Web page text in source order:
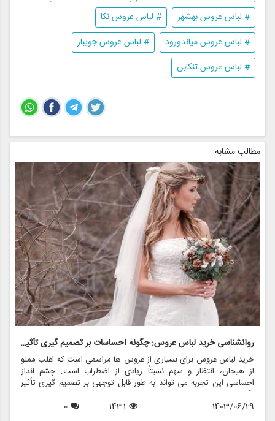
# لباس عروس بهشهر
# لباس عروس نکا
# لباس عروس میاندورود
# لباس عروس جویبار
# لباس عروس تنکابن
مطالب مشابه
روانشناسی خرید لباس عروس: چگونه احساسات بر تصمیم گیری تأثیر می گذارد
خرید لباس عروس برای بسیاری از عروس ها مراسمی است که اغلب مملو
از هیجان، انتظار و سهم نسبتاً زیادی از اضطراب است. چشم انداز
احساسی این تجربه می تواند به طور قابل توجهی بر تصمیم گیری تأثیر
بگذارد و منجر به انتخاب هایی شود که نه تنها سبک شخصی بلکه عوامل
روانی عمیق تری را نیز منعکس می کند. در این مقاله، روانشناسی خرید
1403/06/29
1431
0